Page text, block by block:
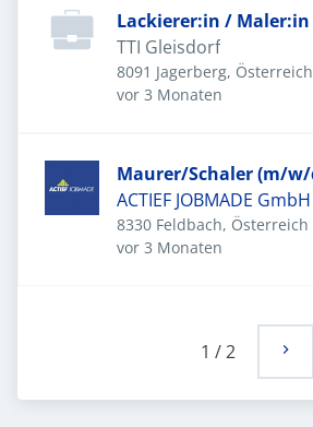
Lackierer:in /
TTI Gleisdorf
8091 Jagerberg, Österreich
Veröffentlicht:
vor 3 Monaten
Maurer/Schaler (m/
ACTIEF JOBMADE GmbH
8330 Feldbach, Österreich
Veröffentlicht:
vor 3 Monaten
1 /2